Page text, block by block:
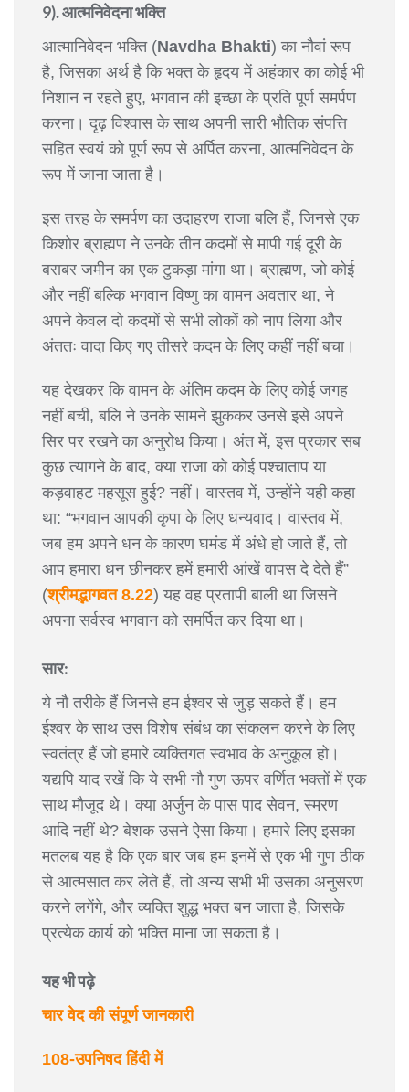
9). आत्मनिवेदना भक्ति
आत्मानिवेदन भक्ति (Navdha Bhakti) का नौवां रूप
है, जिसका अर्थ है कि भक्त के हृदय में अहंकार का कोई भी
निशान न रहते हुए, भगवान की इच्छा के प्रति पूर्ण समर्पण
करना। दृढ़ विश्वास के साथ अपनी सारी भौतिक संपत्ति
सहित स्वयं को पूर्ण रूप से अर्पित करना, आत्मनिवेदन के
रूप में जाना जाता है।
इस तरह के समर्पण का उदाहरण राजा बलि हैं, जिनसे एक
किशोर ब्राह्मण ने उनके तीन कदमों से मापी गई दूरी के
बराबर जमीन का एक टुकड़ा मांगा था। ब्राह्मण, जो कोई
और नहीं बल्कि भगवान विष्णु का वामन अवतार था, ने
अपने केवल दो कदमों से सभी लोकों को नाप लिया और
अंततः वादा किए गए तीसरे कदम के लिए कहीं नहीं बचा।
यह देखकर कि वामन के अंतिम कदम के लिए कोई जगह
नहीं बची, बलि ने उनके सामने झुककर उनसे इसे अपने
सिर पर रखने का अनुरोध किया। अंत में, इस प्रकार सब
कुछ त्यागने के बाद, क्या राजा को कोई पश्चाताप या
कड़वाहट महसूस हुई? नहीं। वास्तव में, उन्होंने यही कहा
था: “भगवान आपकी कृपा के लिए धन्यवाद। वास्तव में,
जब हम अपने धन के कारण घमंड में अंधे हो जाते हैं, तो
आप हमारा धन छीनकर हमें हमारी आंखें वापस दे देते हैं”
(श्रीमद्भागवत 8.22) यह वह प्रतापी बाली था जिसने
अपना सर्वस्व भगवान को समर्पित कर दिया था।
सार:
ये नौ तरीके हैं जिनसे हम ईश्वर से जुड़ सकते हैं। हम
ईश्वर के साथ उस विशेष संबंध का संकलन करने के लिए
स्वतंत्र हैं जो हमारे व्यक्तिगत स्वभाव के अनुकूल हो।
यद्यपि याद रखें कि ये सभी नौ गुण ऊपर वर्णित भक्तों में एक
साथ मौजूद थे। क्या अर्जुन के पास पाद सेवन, स्मरण
आदि नहीं थे? बेशक उसने ऐसा किया। हमारे लिए इसका
मतलब यह है कि एक बार जब हम इनमें से एक भी गुण ठीक
से आत्मसात कर लेते हैं, तो अन्य सभी भी उसका अनुसरण
करने लगेंगे, और व्यक्ति शुद्ध भक्त बन जाता है, जिसके
प्रत्येक कार्य को भक्ति माना जा सकता है।
यह भी पढ़े
चार वेद की संपूर्ण जानकारी
108-उपनिषद हिंदी में